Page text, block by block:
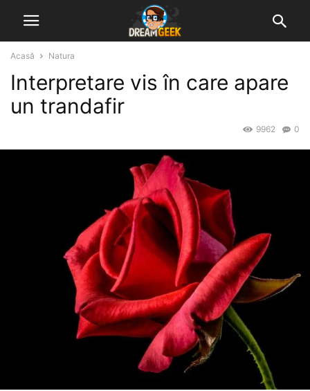
Acasă Natura
Interpretare vis în care apare
un trandafir
0
9962